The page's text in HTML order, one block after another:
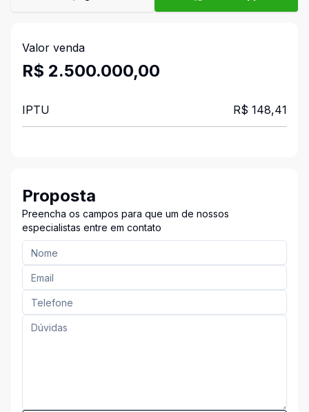
Valor venda
R$ 2.500.000,00
IPTU R$ 148,41
Proposta
Preencha os campos para que um de nossos
especialistas entre em contato